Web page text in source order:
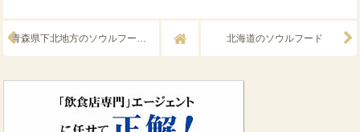
北海道のソウルフード
青森県下北地方のソウルフード、タコの道具